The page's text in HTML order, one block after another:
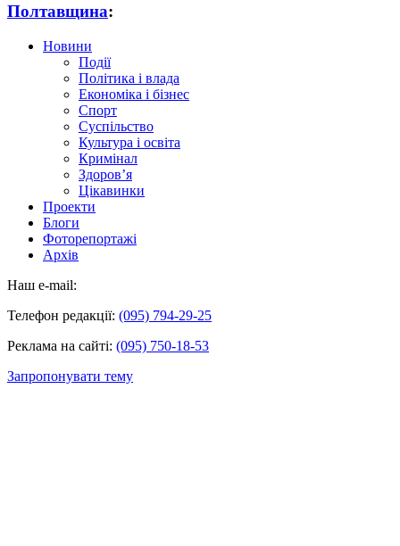
Полтавщина:
Новини
Події
Політика і влада
Економіка і бізнес
Спорт
Суспільство
Культура і освіта
Кримінал
Здоров’я
Цікавинки
Проекти
Блоги
Фоторепортажі
Архів
Наш e-mail:
Телефон редакції: (095) 794-29-25
Реклама на сайті: (095) 750-18-53
Запропонувати тему